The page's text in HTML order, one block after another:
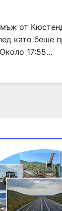
от
като беше
17:55…